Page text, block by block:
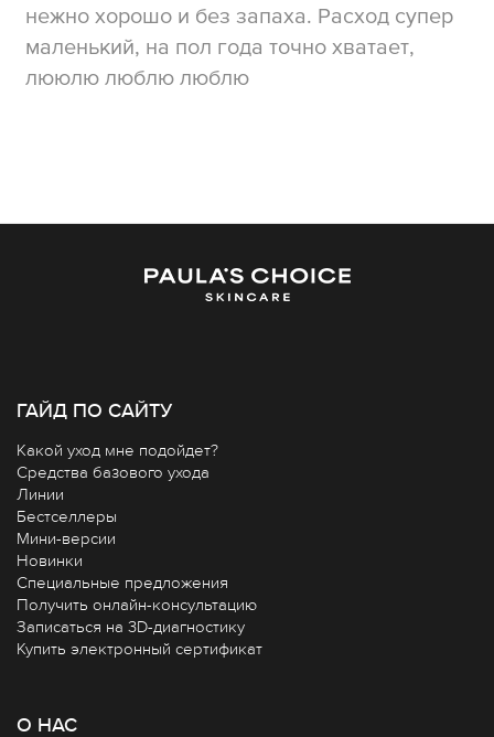
нежно хорошо и без запаха. Расход супер
маленький, на пол года точно хватает,
лююлю люблю люблю
ГАЙД ПО САЙТУ
Какой уход мне подойдет?
Средства базового ухода
Линии
Бестселлеры
Мини-версии
Новинки
Специальные предложения
Получить онлайн-консультацию
Записаться на 3D-диагностику
Купить электронный сертификат
О НАС